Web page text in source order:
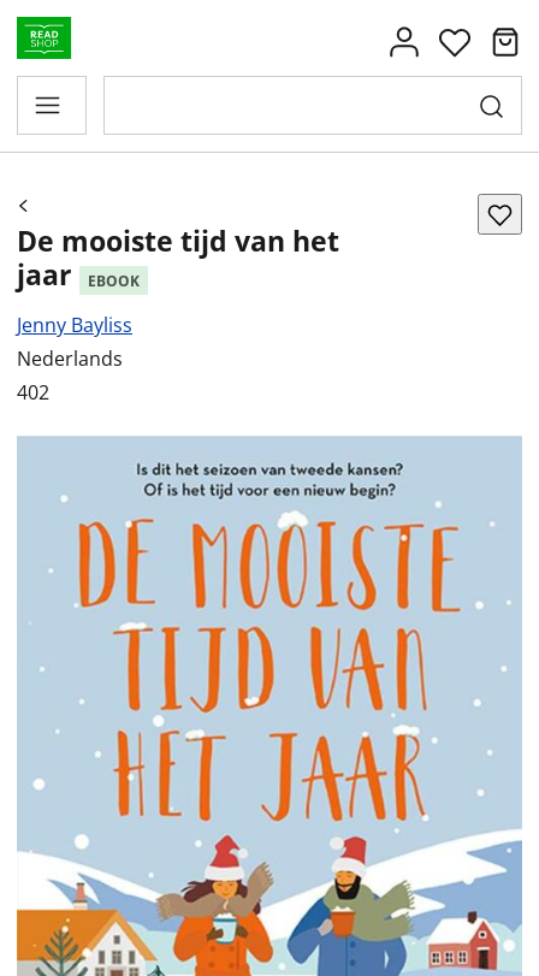
De mooiste tijd van het
jaar
EBOOK
Jenny Bayliss
Nederlands
402